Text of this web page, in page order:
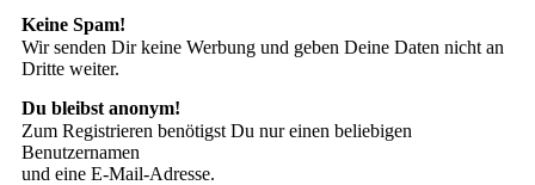
Keine Spam!
Wir senden Dir keine Werbung und geben Deine Daten nicht an
Dritte weiter.
Du bleibst anonym!
Zum Registrieren benötigst Du nur einen beliebigen
Benutzernamen
und eine E-Mail-Adresse.